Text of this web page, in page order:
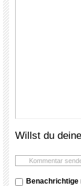
Willst du
Benachrichtige